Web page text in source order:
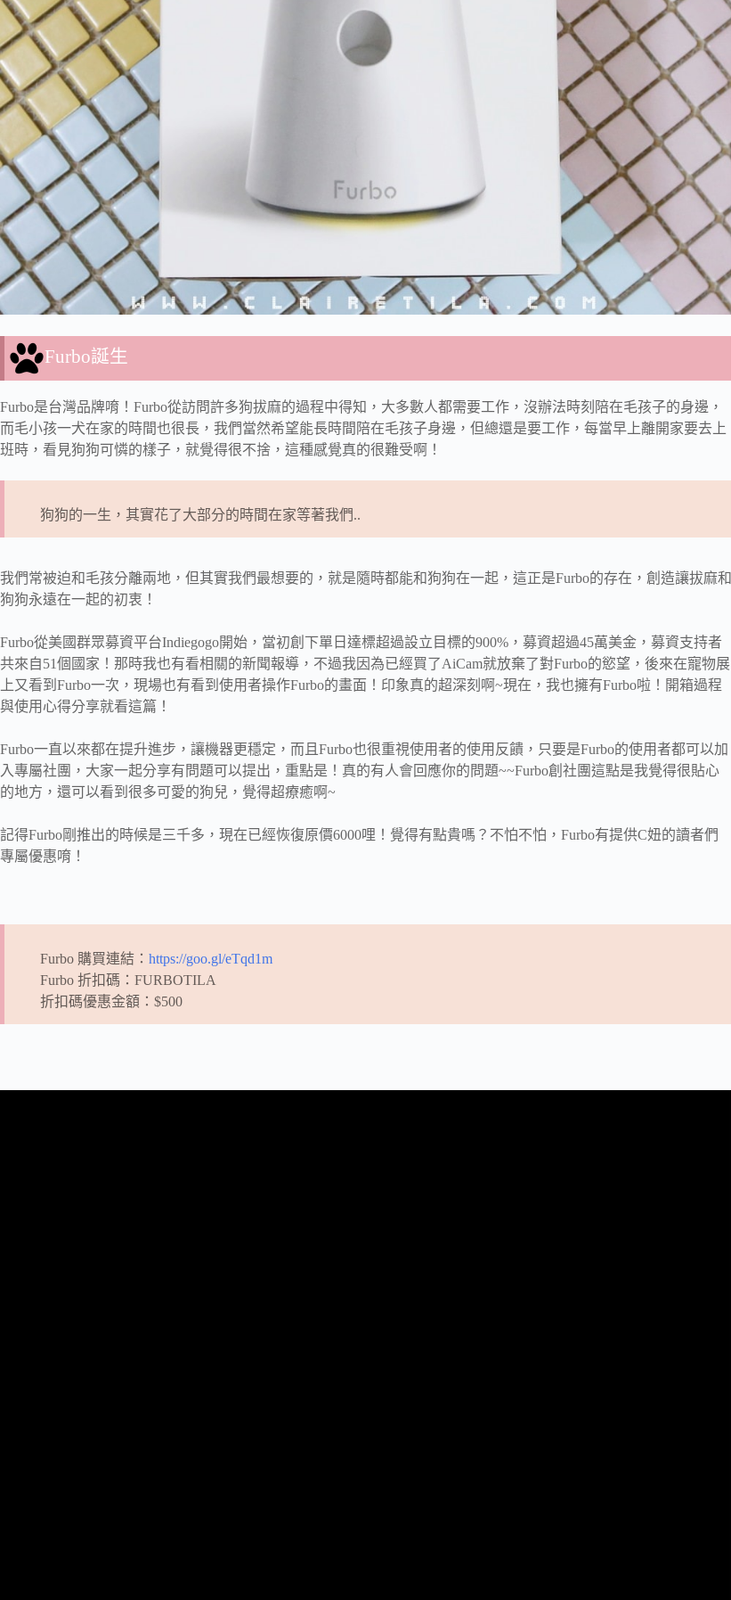
Furbo誕生
Furbo是台灣品牌唷！Furbo從訪問許多狗拔麻的過程中得知，大多數人都需要工作，沒辦法時刻陪在毛孩子的身邊，
而毛小孩一犬在家的時間也很長，我們當然希望能長時間陪在毛孩子身邊，但總還是要工作，每當早上離開家要去上
班時，看見狗狗可憐的樣子，就覺得很不捨，這種感覺真的很難受啊！
狗狗的一生，其實花了大部分的時間在家等著我們..
我們常被迫和毛孩分離兩地，但其實我們最想要的，就是隨時都能和狗狗在一起，這正是Furbo的存在，創造讓拔麻和
狗狗永遠在一起的初衷！
Furbo從美國群眾募資平台Indiegogo開始，當初創下單日達標超過設立目標的900%，募資超過45萬美金，募資支持者
共來自51個國家！那時我也有看相關的新聞報導，不過我因為已經買了AiCam就放棄了對Furbo的慾望，後來在寵物展
上又看到Furbo一次，現場也有看到使用者操作Furbo的畫面！印象真的超深刻啊~現在，我也擁有Furbo啦！開箱過程
與使用心得分享就看這篇！
Furbo一直以來都在提升進步，讓機器更穩定，而且Furbo也很重視使用者的使用反饋，只要是Furbo的使用者都可以加
入專屬社團，大家一起分享有問題可以提出，重點是！真的有人會回應你的問題~~Furbo創社團這點是我覺得很貼心
的地方，還可以看到很多可愛的狗兒，覺得超療癒啊~
記得Furbo剛推出的時候是三千多，現在已經恢復原價6000哩！覺得有點貴嗎？不怕不怕，Furbo有提供C妞的讀者們
專屬優惠唷！
Furbo 購買連結： https://goo.gl/eTqd1m
Furbo 折扣碼：FURBOTILA
折扣碼優惠金額：$500